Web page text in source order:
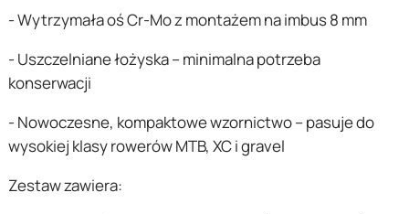
- Wytrzymała oś Cr-Mo z montażem na imbus 8 mm
- Uszczelniane łożyska – minimalna potrzeba
konserwacji
- Nowoczesne, kompaktowe wzornictwo – pasuje do
wysokiej klasy rowerów MTB, XC i gravel
Zestaw zawiera: